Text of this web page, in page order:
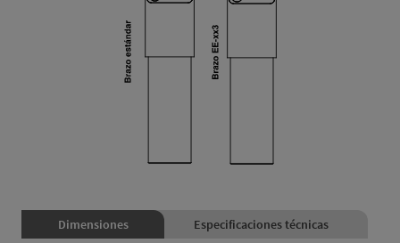
Dimensiones Especificaciones técnicas